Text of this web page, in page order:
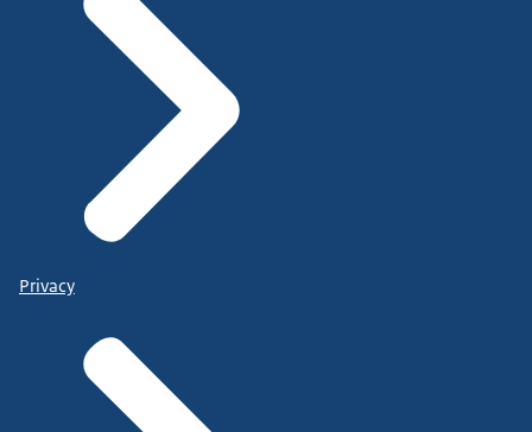
Privacy